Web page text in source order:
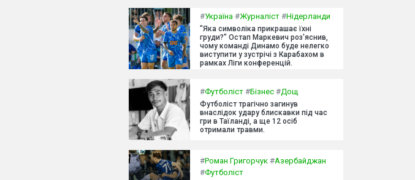
#Україна #Журналіст #Нідерланди
"Яка символіка прикрашає їхні
груди?" Остап Маркевич роз'яснив,
чому команді Динамо буде нелегко
виступити у зустрічі з Карабахом в
рамках Ліги конференцій.
#Футболіст #Бізнес #Дощ
Футболіст трагічно загинув
внаслідок удару блискавки під час
гри в Таїланді, а ще 12 осіб
отримали травми.
#Роман Григорчук #Азербайджан
#Футболіст